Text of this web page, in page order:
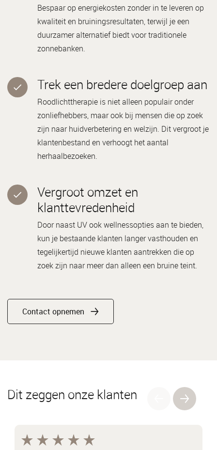
Bespaar op energiekosten zonder in te leveren op
kwaliteit en bruiningsresultaten, terwijl je een
duurzamer alternatief biedt voor traditionele
zonnebanken.
Trek een bredere doelgroep aan
Roodlichttherapie is niet alleen populair onder
zonliefhebbers, maar ook bij mensen die op zoek
zijn naar huidverbetering en welzijn. Dit vergroot je
klantenbestand en verhoogt het aantal
herhaalbezoeken.
Vergroot omzet en
klanttevredenheid
Door naast UV ook wellnessopties aan te bieden,
kun je bestaande klanten langer vasthouden en
tegelijkertijd nieuwe klanten aantrekken die op
zoek zijn naar meer dan alleen een bruine teint.
Contact opnemen
Dit zeggen onze klanten